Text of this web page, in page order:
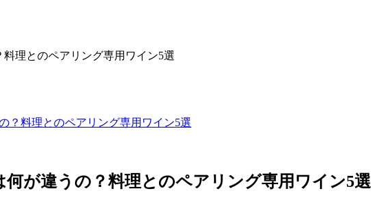
？料理とのペアリング専用ワイン5選
が違うの？料理とのペアリング専用ワイン5選